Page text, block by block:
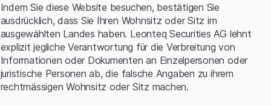
Serverfehler.
Indem Sie diese Website besuchen, bestätigen Sie
ausdrücklich, dass Sie Ihren Wohnsitz oder Sitz im
ausgewählten Landes haben. Leonteq Securities AG lehnt
explizit jegliche Verantwortung für die Verbreitung von
Informationen oder Dokumenten an Einzelpersonen oder
juristische Personen ab, die falsche Angaben zu ihrem
rechtmässigen Wohnsitz oder Sitz machen.